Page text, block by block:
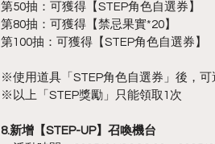
第50抽：可獲得【STEP角色自選券】
第80抽：可獲得【禁忌果實*20】
第100抽：可獲得【STEP角色自選券】
※使用道具「STEP角色自選券」後，可
※以上「STEP獎勵」只能領取1次
8.新增【STEP-UP】召喚機台